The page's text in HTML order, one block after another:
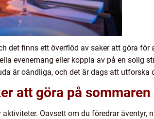
det finns ett överflöd av saker att göra för
evenemang eller koppla av på en solig
är oändliga, och det är dags att utforska
att göra på sommaren
Oavsett om du föredrar äventyr,